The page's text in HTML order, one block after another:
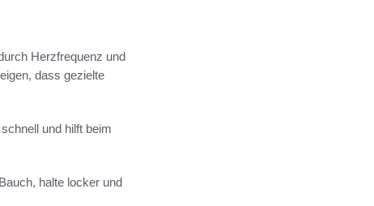
Herzfrequenz und
dass gezielte
und hilft beim
halte locker und